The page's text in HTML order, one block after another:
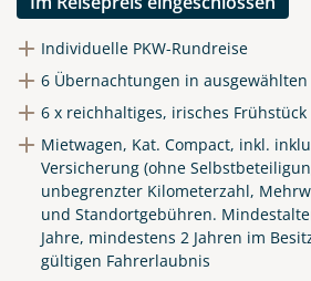
Individuelle PKW-Rundreise
6 Übernachtungen in ausgewählten
6 x reichhaltiges, irisches Frühstück
Mietwagen, Kat. Compact, inkl.
Versicherung (ohne
unbegrenzter Kilometerzahl,
und Standortgebühren.
Jahre, mindestens 2 Jahren im
gültigen Fahrerlaubnis